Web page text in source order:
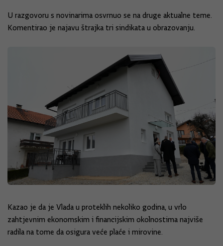
U razgovoru s novinarima osvrnuo se na druge aktualne teme.
Komentirao je najavu štrajka tri sindikata u obrazovanju.
Kazao je da je Vlada u proteklih nekoliko godina, u vrlo
zahtjevnim ekonomskim i financijskim okolnostima najviše
radila na tome da osigura veće plaće i mirovine.